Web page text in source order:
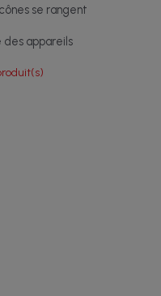
se rangent
des appareils